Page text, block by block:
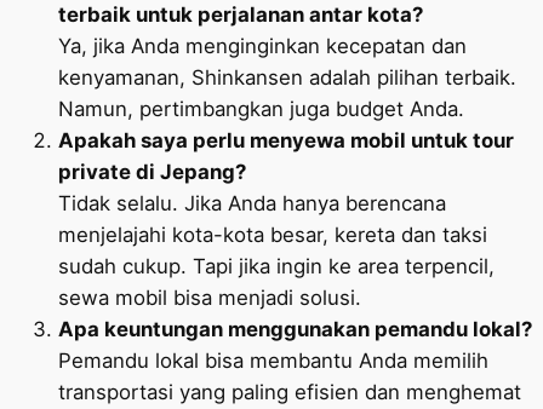
terbaik untuk perjalanan antar kota?
Ya, jika Anda menginginkan kecepatan dan
kenyamanan, Shinkansen adalah pilihan terbaik.
Namun, pertimbangkan juga budget Anda.
Apakah saya perlu menyewa mobil untuk tour
private di Jepang?
Tidak selalu. Jika Anda hanya berencana
menjelajahi kota-kota besar, kereta dan taksi
sudah cukup. Tapi jika ingin ke area terpencil,
sewa mobil bisa menjadi solusi.
Apa keuntungan menggunakan pemandu lokal?
Pemandu lokal bisa membantu Anda memilih
transportasi yang paling efisien dan menghemat